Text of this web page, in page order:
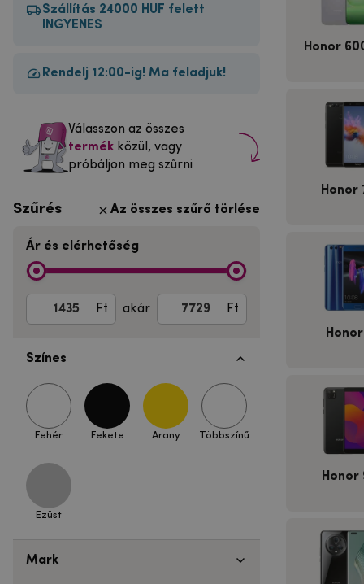
Honor
Honor
Honor
Szállítás 24000 HUF felett
INGYENES
Rendelj 12:00-ig! Ma feladjuk!
Válasszon az összes
termék közül, vagy
próbáljon meg szűrni
Szűrés Az összes szűrő törlése
Ár és elérhetőség
Ft akár Ft
Színes
Fehér Fekete Arany Többszínű
Ezüst
Mark